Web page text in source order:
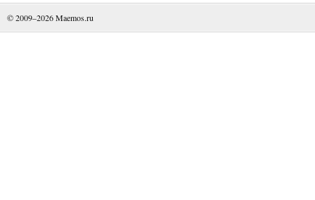
© 2009–2026Maemos.ru